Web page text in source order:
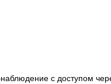
с доступом